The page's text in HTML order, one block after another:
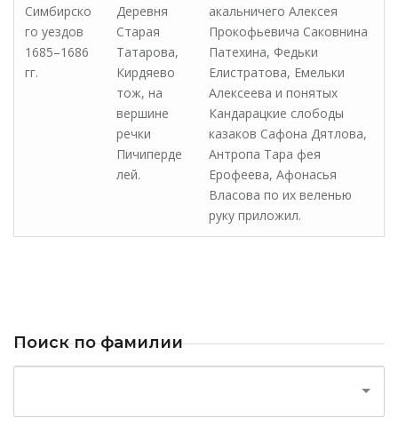
Симбирско
го уездов
1685–1686
гг.
Деревня
Старая
Татарова,
Кирдяево
тож, на
вершине
речки
Пичиперде
лей.
акальничего Алексея
Прокофьевича Са­ковнина
Патехина, Федьки
Елистратова, Емельки
Алексеева и понятых
Кандарацкие слободы
казаков Сафона Дятлова,
Антропа Тара фея
Ерофеева, Афонасья
Власова по их веленью
руку приложил.
Поиск по фамилии